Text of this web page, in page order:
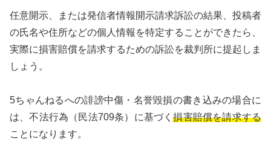
任意開示、または発信者情報開示請求訴訟の結果、投稿者
の氏名や住所などの個人情報を特定することができたら、
実際に損害賠償を請求するための訴訟を裁判所に提起しま
しょう。
5ちゃんねるへの誹謗中傷・名誉毀損の書き込みの場合に
は、不法行為（民法709条）に基づく損害賠償を請求する
ことになります。